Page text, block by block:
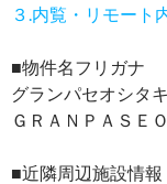
３.内覧・リモート
■物件名フリガナ
グランパセオシタ
ＧＲＡＮＰＡＳＥ
■近隣周辺施設情報